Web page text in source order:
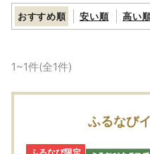
おすすめ順 安い順 高い
1~1件(全1件)
ふるなび